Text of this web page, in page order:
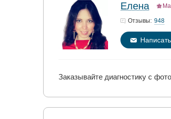
Елена
Отзывы: 948
Заказывайте диагностику с фото